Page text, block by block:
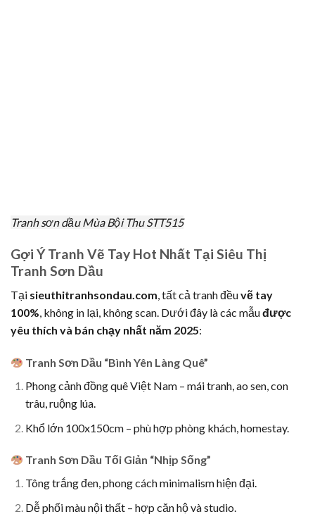
Tranh sơn dầu Mùa Bội Thu STT515
Gợi Ý Tranh Vẽ Tay Hot Nhất Tại Siêu Thị
Tranh Sơn Dầu
Tại sieuthitranhsondau.com, tất cả tranh đềuvẽ tay
100%, không in lại, không scan. Dưới đây là các mẫuđược
yêu thích và bán chạy nhất năm 2025:
Tranh Sơn Dầu “Bình Yên Làng Quê”
Phong cảnh đồng quê Việt Nam – mái tranh, ao sen, con
trâu, ruộng lúa.
Khổ lớn 100x150cm – phù hợp phòng khách, homestay.
Tranh Sơn Dầu Tối Giản “Nhịp Sống”
Tông trắng đen, phong cách minimalism hiện đại.
Dễ phối màu nội thất – hợp căn hộ và studio.